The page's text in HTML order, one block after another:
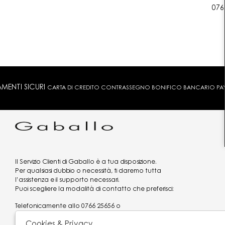
SICURI CARTA DI CREDITO CONTRASSEGNO BONIFICO BANCARIO
Il Servizio Clienti di Gaballo è a tua disposizione.
Per qualsiasi dubbio o necessità, ti daremo tutta
l’assistenza e il supporto necessari.
Puoi scegliere la modalità di contatto che preferisci:
Telefonicamente allo 0766 25656 o